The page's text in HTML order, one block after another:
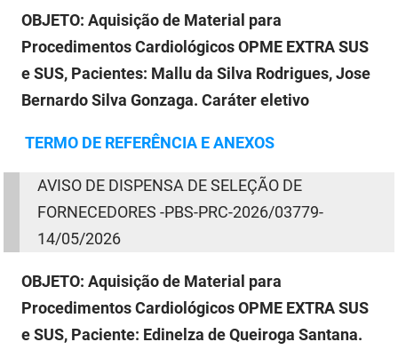
OBJETO: Aquisição de Material para
Procedimentos Cardiológicos OPME EXTRA SUS
e SUS, Pacientes: Mallu da Silva Rodrigues, Jose
Bernardo Silva Gonzaga. Caráter eletivo
TERMO DE REFERÊNCIA E ANEXOS
AVISO DE DISPENSA DESELEÇÃO DE
FORNECEDORES -PBS-PRC-2026/03779-
14/05/2026
OBJETO: Aquisição de Material para
Procedimentos Cardiológicos OPME EXTRA SUS
e SUS, Paciente: Edinelza de Queiroga Santana.